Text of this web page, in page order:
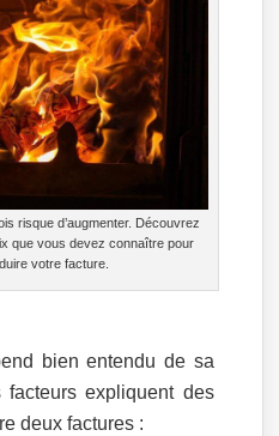
risque d’augmenter. Découvrez
que vous devez connaître pour
votre facture.
bien entendu de sa
facteurs expliquent des
deux factures :